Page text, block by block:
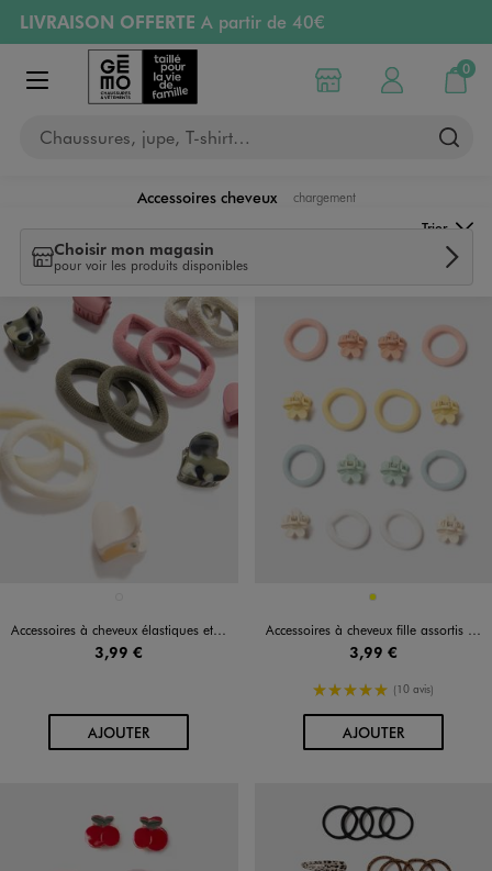
Aller au contenu principal
Aller à la navigation
LIVRAISON OFFERTE A partir de 40€
RETRAIT ET LIVRAISON OFFERTE
en magasin
PAYEZ EN 3x SANS FRAIS
Retours OFFERTS
pendant 30 jours
Afficher le menu
Chaussures, jupe, T-shirt…
Choisir mon magasin
Mon compte
0
Mon
Accessoires cheveux chargement
Choisir mon magasin
pour voir les produits disponibles
Trier
Accessoires à cheveux élastiques et pinces (lot de 16)
3,99 €
AJOUTERAU PANIER
Disponible en 1 coloris
JAUNE
Accessoires à cheveux fille assortis (lot de 16)
3,99 €
5/5 de moyenne
(10 avis)
AJOUTERAU PANIER